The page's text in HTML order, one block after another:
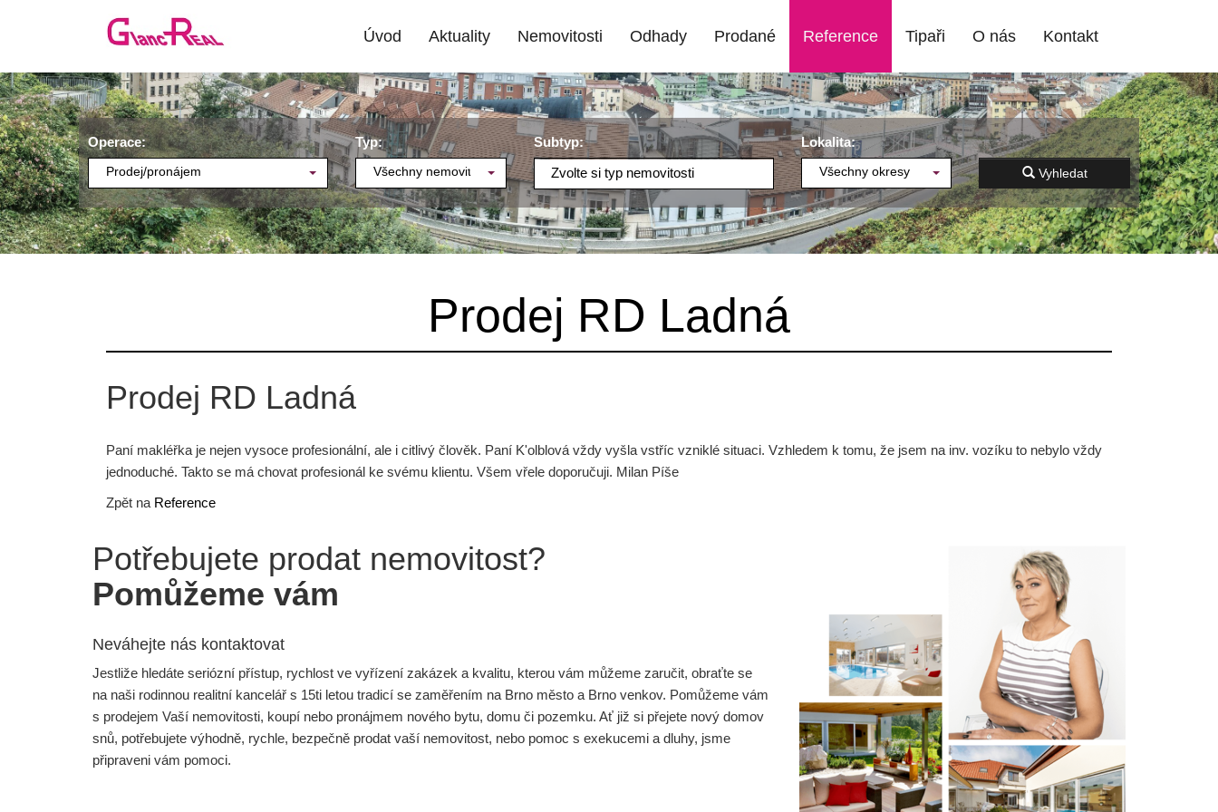
Úvod Aktuality Nemovitosti Odhady Prodané Reference Tipaři O nás Kontakt
Operace:
Prodej/pronájem
Typ:
Všechny nemovitosti
Subtyp:
Zvolte si typ nemovitosti
Lokalita:
Všechny okresy Vyhledat
Prodej RD Ladná
Prodej RD Ladná
Paní makléřka je nejen vysoce profesionální, ale i citlivý člověk. Paní K'olblová vždy vyšla vstříc vzniklé situaci. Vzhledem k tomu, že jsem na inv. vozíku to nebylo vždy
jednoduché. Takto se má chovat profesionál ke svému klientu. Všem vřele doporučuji. Milan Píše
Zpět na Reference
Potřebujete prodat nemovitost?
Pomůžeme vám
Neváhejte nás kontaktovat
Jestliže hledáte seriózní přístup, rychlost ve vyřízení zakázek a kvalitu, kterou vám můžeme zaručit, obraťte se
na naši rodinnou realitní kancelář s 15ti letou tradicí se zaměřením na Brno město a Brno venkov. Pomůžeme vám
s prodejem Vaší nemovitosti, koupí nebo pronájmem nového bytu, domu či pozemku. Ať již si přejete nový domov
snů, potřebujete výhodně, rychle, bezpečně prodat vaší nemovitost, nebo pomoc s exekucemi a dluhy, jsme
připraveni vám pomoci.